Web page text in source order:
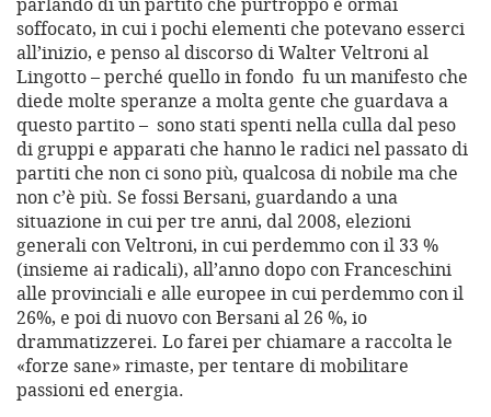
soffocato, in cui i pochi elementi che potevano esserci
all’inizio, e penso al discorso di Walter Veltroni al
Lingotto – perché quello in fondo fu un manifesto che
diede molte speranze a molta gente che guardava a
questo partito – sono stati spenti nella culla dal peso
di gruppi e apparati che hanno le radici nel passato di
partiti che non ci sono più, qualcosa di nobile ma che
non c’è più. Se fossi Bersani, guardando a una
situazione in cui per tre anni, dal 2008, elezioni
generali con Veltroni, in cui perdemmo con il 33 %
(insieme ai radicali), all’anno dopo con Franceschini
alle provinciali e alle europee in cui perdemmo con il
26%, e poi di nuovo con Bersani al 26 %, io
drammatizzerei. Lo farei per chiamare a raccolta le
«forze sane» rimaste, per tentare di mobilitare
passioni ed energia.